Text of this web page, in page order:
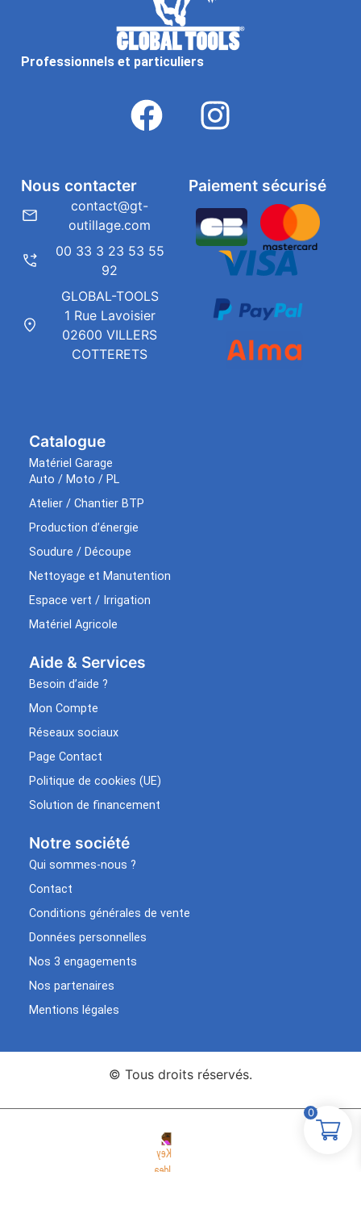
Professionnels et particuliers
Catalogue
Matériel Garage
Auto / Moto / PL
Atelier / Chantier BTP
Production d’énergie
Soudure / Découpe
Nettoyage et Manutention
Espace vert / Irrigation
Matériel Agricole
Aide & Services​
Besoin d’aide ?
Mon Compte
Réseaux sociaux
Page Contact
Politique de cookies (UE)
Solution de financement
Notre société
Qui sommes-nous ?
Contact
Conditions générales de vente
Données personnelles
Nos 3 engagements
Nos partenaires
Mentions légales
Paiement sécurisé
Nous contacter
contact@gt-
outillage.com
00 33 3 23 53 55
92
GLOBAL-TOOLS
1 Rue Lavoisier
02600 VILLERS
COTTERETS
© Tous droits réservés.
0